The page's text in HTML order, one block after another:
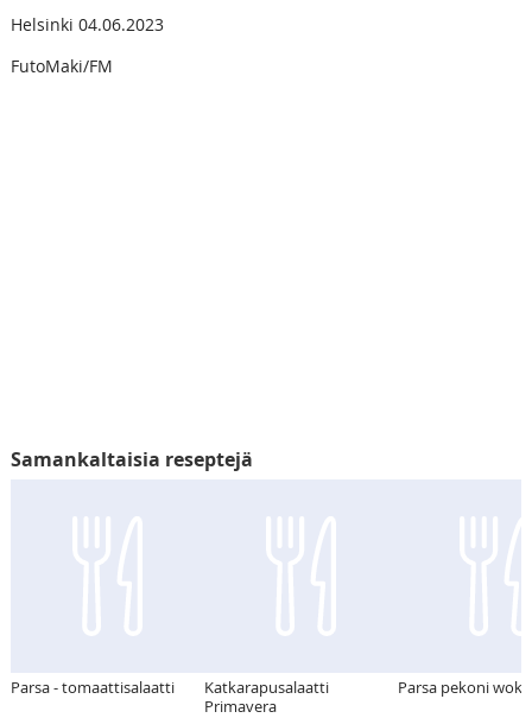
Helsinki 04.06.2023
FutoMaki/FM
Samankaltaisia reseptejä
Parsa - tomaattisalaatti
Katkarapusalaatti
Primavera
Parsa pekoni